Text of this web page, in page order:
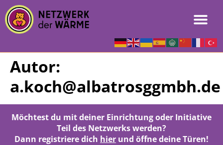
Autor:
a.koch@albatrosggmbh.de
Möchtest du mit deiner Einrichtung oder Initiative
Teil des Netzwerks werden?
Dann registriere dich hier und öffne deine Türen!